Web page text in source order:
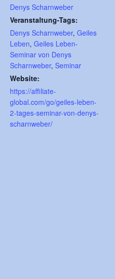
Denys Scharnweber
Veranstaltung-Tags:
Denys Scharnweber, Geiles
Leben, Geiles Leben-
Seminar von Denys
Scharnweber, Seminar
Website:
https://affiliate-
global.com/go/geiles-leben-
2-tages-seminar-von-denys-
scharnweber/